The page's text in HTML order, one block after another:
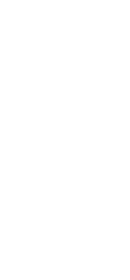
Zugriff auf Informationen auf einem Endgerät
Daten zur Auswahl von Werbeanzeigen
für personalisierte Werbung
zur Auswahl personalisierter Werbung